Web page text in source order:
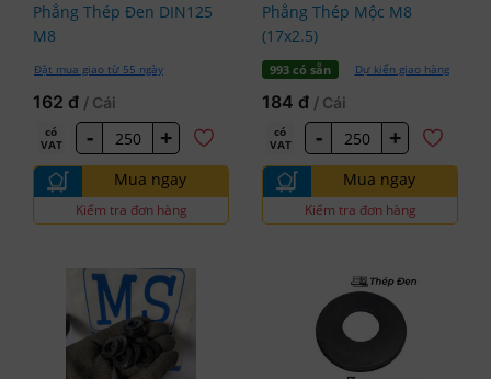
Phẳng Thép Đen DIN125
M8
Đặt mua giao từ 55 ngày
162 đ / Cái
có
VAT
- +
Mua ngay
Kiểm tra đơn hàng
Phẳng Thép Mộc M8
(17x2.5)
993 có sẵn Dự kiến giao hàng
184 đ / Cái
có
VAT
- +
Mua ngay
Kiểm tra đơn hàng